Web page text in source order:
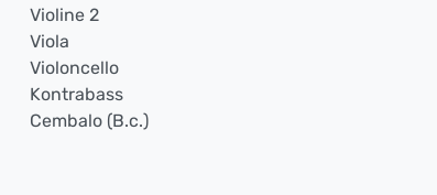
Violine 2
Viola
Violoncello
Kontrabass
Cembalo (B.c.)